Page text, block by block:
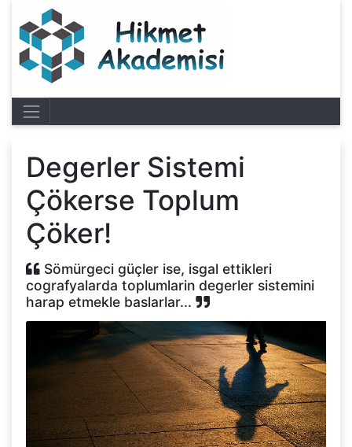
Degerler Sistemi
Çökerse Toplum
Çöker!
Sömürgeci güçler ise, isgal ettikleri
cografyalarda toplumlarin degerler sistemini
harap etmekle baslarlar...